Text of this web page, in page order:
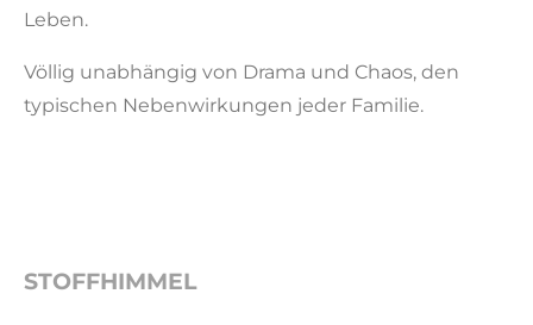
Leben.
Völlig unabhängig von Drama und Chaos, den
typischen Nebenwirkungen jeder Familie.
STOFFHIMMEL